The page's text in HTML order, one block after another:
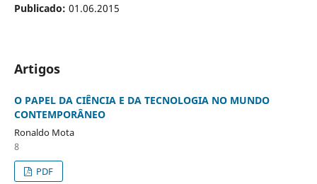
Publicado: 01.06.2015
Artigos
O PAPEL DA CIÊNCIA E DA TECNOLOGIA NO MUNDO
CONTEMPORÂNEO
Ronaldo Mota
8
PDF